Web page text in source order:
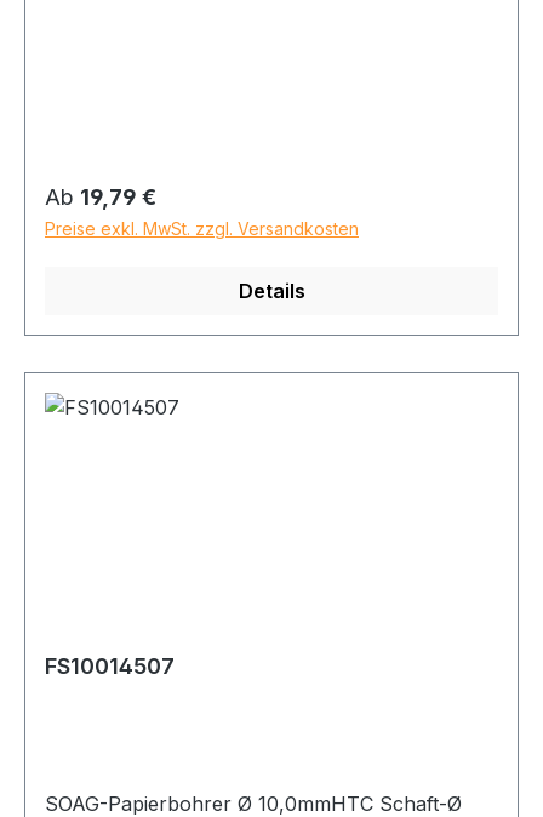
Regulärer Preis:
Ab 19,79 €
Preise exkl. MwSt. zzgl. Versandkosten
Details
FS10014507
SOAG-Papierbohrer Ø 10,0mmHTC Schaft-Ø